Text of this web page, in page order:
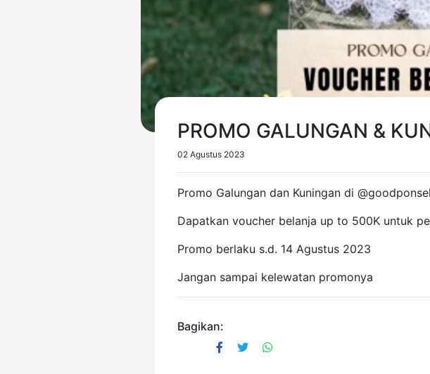
PROMO GALUNGAN &
02 Agustus 2023
Promo Galungan dan Kuningan di @goodponsel
Dapatkan voucher belanja up to 500K untuk
Promo berlaku s.d. 14 Agustus 2023
Jangan sampai kelewatan promonya
Bagikan: